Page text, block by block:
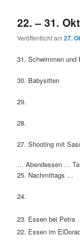
22. – 31.
Veröffentlicht am27.
31. Schwimmen
30. Babysitten
29.
28.
27. Shooting mit
… Abendessen …
25. Nachmittags …
24.
23. Essen bei Petra
22. Essen im